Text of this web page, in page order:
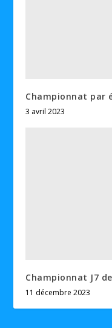
Championnat par
3 avril 2023
Championnat J7
11 décembre 2023